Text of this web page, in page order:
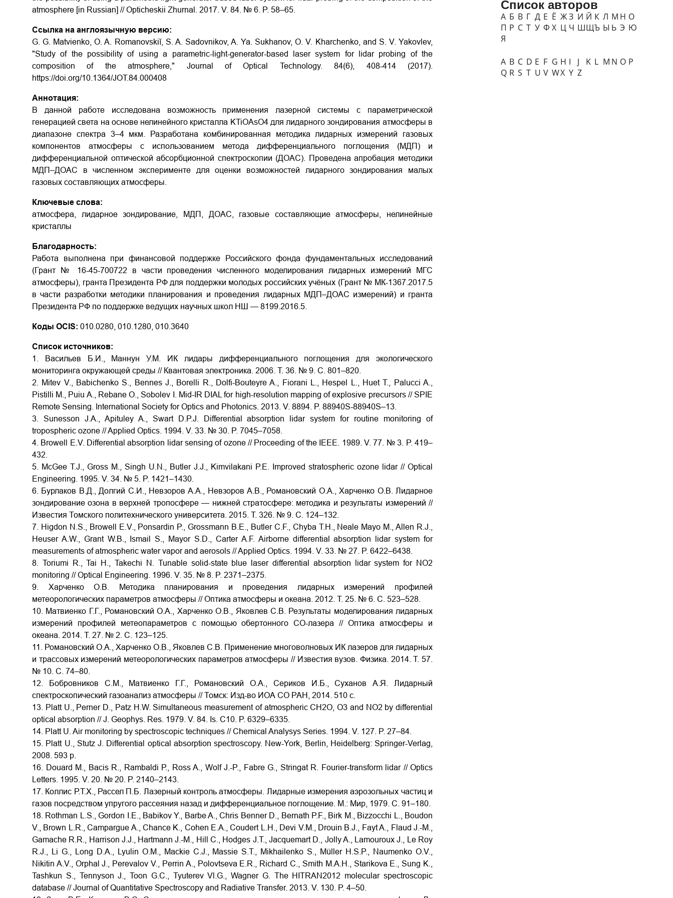
atmosphere [in Russian] // Opticheskii Zhurnal. 2017. V. 84. № 6. P. 58–65.
Ссылка на англоязычную версию:
G. G. Matvienko, O. A. Romanovskiĭ, S. A. Sadovnikov, A. Ya. Sukhanov, O. V. Kharchenko, and S. V. Yakovlev,
"Study of the possibility of using a parametric-light-generator-based laser system for lidar probing of the
composition of the atmosphere," Journal of Optical Technology. 84(6), 408-414 (2017).
https://doi.org/10.1364/JOT.84.000408
Аннотация:
В данной работе исследована возможность применения лазерной системы с параметрической
генерацией света на основе нелинейного кристалла KTiOAsO4 для лидарного зондирования атмосферы в
диапазоне спектра 3–4 мкм. Разработана комбинированная методика лидарных измерений газовых
компонентов атмосферы с использованием метода дифференциального поглощения (МДП) и
дифференциальной оптической абсорбционной спектроскопии (ДОАС). Проведена апробация методики
МДП–ДОАС в численном эксперименте для оценки возможностей лидарного зондирования малых
газовых составляющих атмосферы.
Ключевые слова:
атмосфера, лидарное зондирование, МДП, ДОАС, газовые составляющие атмосферы, нелинейные
кристаллы
Благодарность:
Работа выполнена при финансовой поддержке Российского фонда фундаментальных исследований
(Грант № 16-45-700722 в части проведения численного моделирования лидарных измерений МГС
атмосферы), гранта Президента РФ для поддержки молодых российских учёных (Грант № МК-1367.2017.5
в части разработки методики планирования и проведения лидарных МДП–ДОАС измерений) и гранта
Президента РФ по поддержке ведущих научных школ НШ — 8199.2016.5.
Коды OCIS: 010.0280, 010.1280, 010.3640
Список источников:
1. Васильев Б.И., Маннун У.М. ИК лидары дифференциального поглощения для экологического
мониторинга окружающей среды // Квантовая электроника. 2006. Т. 36. № 9. С. 801–820.
2. Mitev V., Babichenko S., Bennes J., Borelli R., Dolfi-Bouteyre A., Fiorani L., Hespel L., Huet T., Palucci A.,
Pistilli M., Puiu A., Rebane O., Sobolev I. Mid-IR DIAL for high-resolution mapping of explosive precursors // SPIE
Remote Sensing. International Society for Optics and Photonics. 2013. V. 8894. P. 88940S-88940S–13.
3. Sunesson J.A., Apituley A., Swart D.P.J. Differential absorption lidar system for routine monitoring of
tropospheric ozone // Applied Optics. 1994. V. 33. № 30. P. 7045–7058.
4. Browell E.V. Differential absorption lidar sensing of ozone // Proceeding of the IEEE. 1989. V. 77. № 3. P. 419–
432.
5. McGee T.J., Gross M., Singh U.N., Butler J.J., Kimvilakani P.E. Improved stratospheric ozone lidar // Optical
Engineering. 1995. V. 34. № 5. P. 1421–1430.
6. Бурлаков В.Д., Долгий С.И., Невзоров А.А., Невзоров А.В., Романовский О.А., Харченко О.В. Лидарное
зондирование озона в верхней тропосфере — нижней стратосфере: методика и результаты измерений //
Известия Томского политехнического университета. 2015. Т. 326. № 9. С. 124–132.
7. Higdon N.S., Browell E.V., Ponsardin P., Grossmann B.E., Butler C.F., Chyba T.H., Neale Mayo M., Allen R.J.,
Heuser A.W., Grant W.B., Ismail S., Mayor S.D., Carter A.F. Airborne differential absorption lidar system for
measurements of atmospheric water vapor and aerosols // Applied Optics. 1994. V. 33. № 27. P. 6422–6438.
8. Toriumi R., Tai H., Takechi N. Tunable solid-state blue laser differential absorption lidar system for NO2
monitoring // Optical Engineering. 1996. V. 35. № 8. P. 2371–2375.
9. Харченко О.В. Методика планирования и проведения лидарных измерений профилей
метеорологических параметров атмосферы // Оптика атмосферы и океана. 2012. Т. 25. № 6. С. 523–528.
10. Матвиенко Г.Г., Романовский О.А., Харченко О.В., Яковлев С.В. Результаты моделирования лидарных
измерений профилей метеопараметров с помощью обертонного СО-лазера // Оптика атмосферы и
океана. 2014. Т. 27. № 2. С. 123–125.
11. Романовский О.А., Харченко О.В., Яковлев С.В. Применение многоволновых ИК лазеров для лидарных
и трассовых измерений метеорологических параметров атмосферы // Известия вузов. Физика. 2014. Т. 57.
№ 10. С. 74–80.
12. Бобровников С.М., Матвиенко Г.Г., Романовский О.А., Сериков И.Б., Суханов А.Я. Лидарный
спектроскопический газоанализ атмосферы // Томск: Изд-во ИОА СО РАН, 2014. 510 с.
13. Platt U., Perner D., Patz H.W. Simultaneous measurement of atmospheric CH2O, O3 and NO2 by differential
optical absorption // J. Geophys. Res. 1979. V. 84. Is. C10. P. 6329–6335.
14. Platt U. Air monitoring by spectroscopic techniques // Chemical Analysys Series. 1994. V. 127. P. 27–84.
15. Platt U., Stutz J. Differential optical absorption spectroscopy. New-York, Berlin, Heidelberg: Springer-Verlag,
2008. 593 p.
16. Douard M., Bacis R., Rambaldi Р., Ross A., Wolf J.-P., Fabre G., Stringat R. Fourier-transform lidar // Optics
Letters. 1995. V. 20. № 20. P. 2140–2143.
17. Коллис Р.Т.Х., Рассел П.Б. Лазерный контроль атмосферы. Лидарные измерения аэрозольных частиц и
газов посредством упругого рассеяния назад и дифференциальное поглощение. М.: Мир, 1979. С. 91–180.
18. Rothman L.S., Gordon I.E., Babikov Y., Barbe A., Chris Benner D., Bernath P.F., Birk M., Bizzocchi L., Boudon
V., Brown L.R., Campargue A., Chance K., Cohen E.A., Coudert L.H., Devi V.M., Drouin B.J., Fayt A., Flaud J.-M.,
Gamache R.R., Harrison J.J., Hartmann J.-M., Hill C., Hodges J.T., Jacquemart D., Jolly A., Lamouroux J., Le Roy
R.J., Li G., Long D.A., Lyulin O.M., Mackie C.J., Massie S.T., Mikhailenko S., Müller H.S.P., Naumenko O.V.,
Nikitin A.V., Orphal J., Perevalov V., Perrin A., Polovtseva E.R., Richard C., Smith M.A.H., Starikova E., Sung K.,
Tashkun S., Tennyson J., Toon G.C., Tyuterev Vl.G., Wagner G. The HITRAN2012 molecular spectroscopic
database // Journal of Quantitative Spectroscopy and Radiative Transfer. 2013. V. 130. P. 4–50.
Список авторов
А Б В Г Д Е Ё ЖЗ И Й К Л М Н О
П Р С Т У Ф Х Ц Ч ШЩЪ Ы Ь Э Ю
Я
A B C D E F G H I J K L M N O P
Q R S T U V WX Y Z